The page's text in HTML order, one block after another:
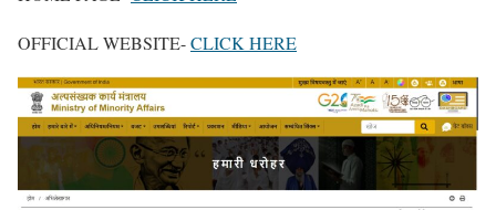
OFFICIAL WEBSITE-CLICK HERE